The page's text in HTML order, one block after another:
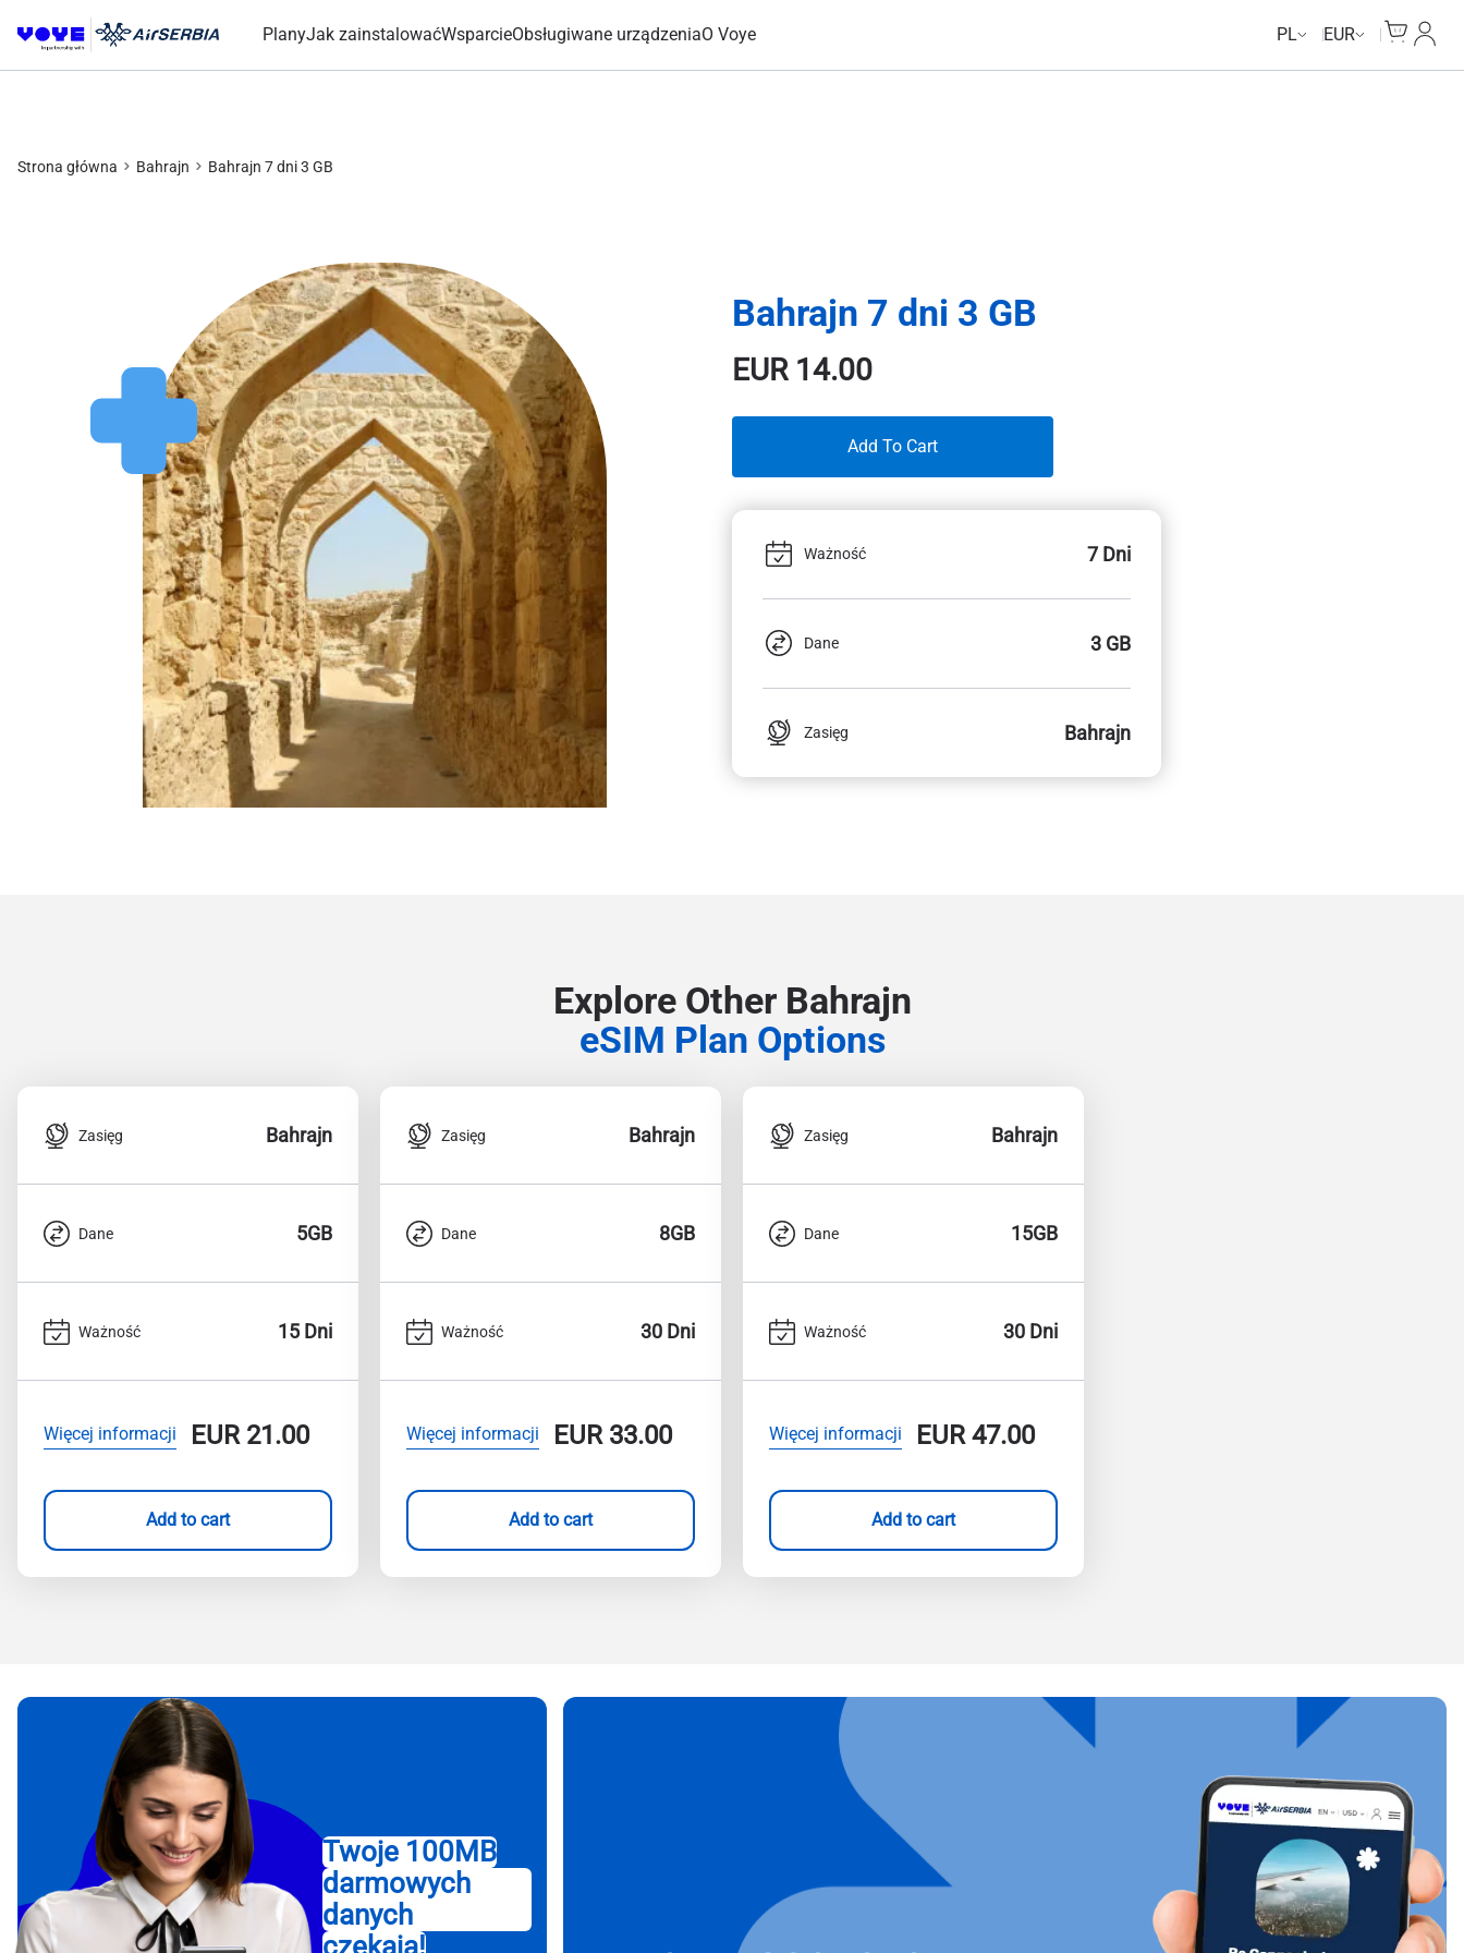
PlanyJak zainstalowaćWsparcieObsługiwane urządzeniaO Voye PL EUR
Moje
Strona główna Bahrajn Bahrajn 7 dni 3 GB
Bahrajn 7 dni 3 GB
EUR14.00
Add To Cart
Ważność 7 Dni
Dane 3 GB
Zasięg Bahrajn
Explore Other Bahrajn
eSIM Plan Options
Zasięg Bahrajn
Dane 5GB
Ważność 15 Dni
Więcej informacji EUR21.00
Add to cart
Zasięg Bahrajn
Dane 8GB
Ważność 30 Dni
Więcej informacji EUR33.00
Add to cart
Zasięg Bahrajn
Dane 15GB
Ważność 30 Dni
Więcej informacji EUR47.00
Add to cart
Twoje 100MB
darmowych
danych